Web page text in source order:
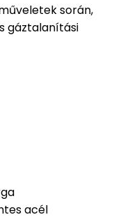
során,
gáztalanítási
acél